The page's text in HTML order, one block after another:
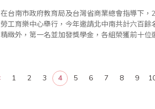
在台南市政府教育局及台灣省商業總會指導下
勞工育樂中心舉行，今年邀請北中南共計六百
精緻外，第一名並加發獎學金，各組榮獲前十
1 2 3 4 5 6 7 8 9